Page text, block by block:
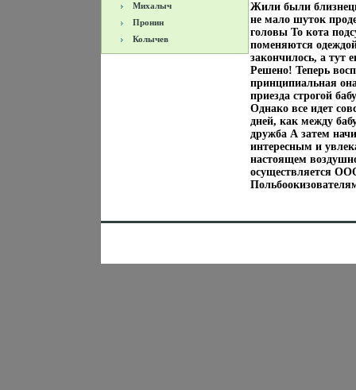
Михалыч
Пронин
Колычев
Жили были
не мало шуток
головы То кота
поменяются
закончилось, а
Решено! Теперь
принципиальная
приезда строгой
Однако все идет
дней, как между
дружба А затем
интересным и
настоящем
осуществляется